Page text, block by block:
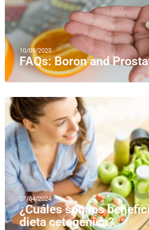
10/09/2025
FAQs: Boron and
07/04/2024
¿Cuáles son los
dieta cetogénica?